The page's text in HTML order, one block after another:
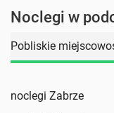
Noclegi w
Pobliskie
noclegi Zabrze